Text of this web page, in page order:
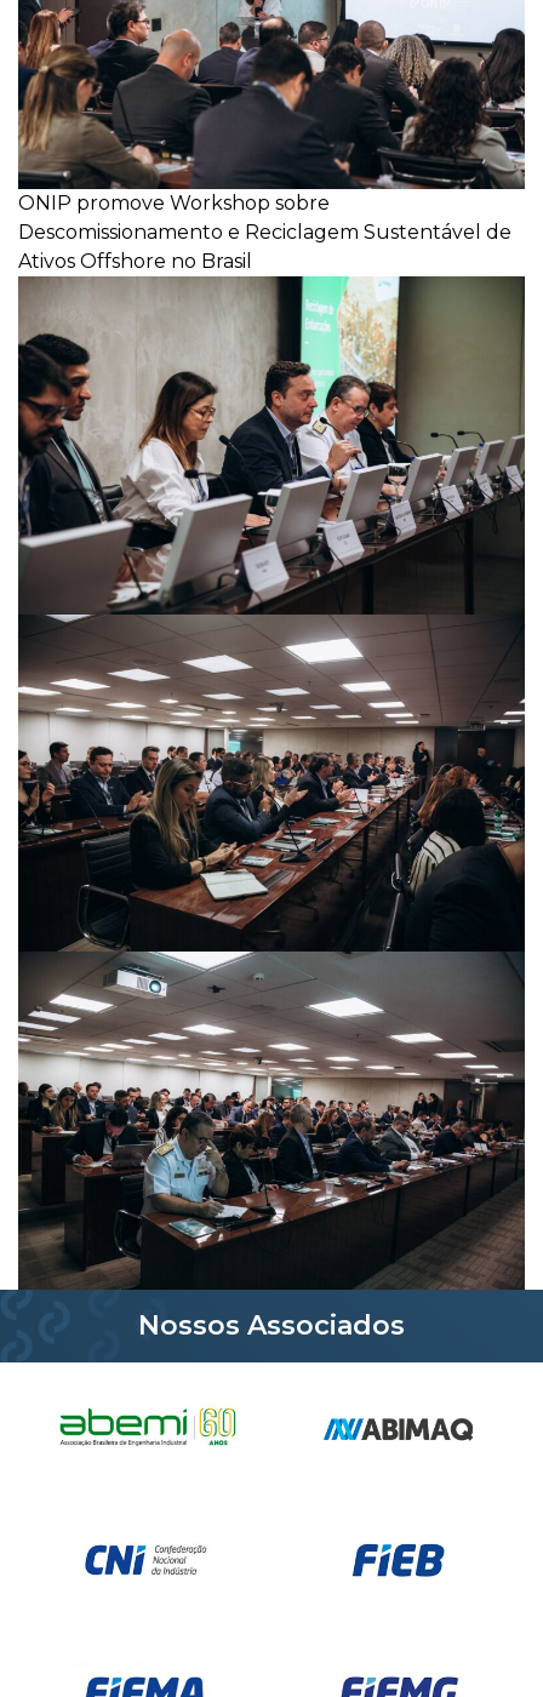
ONIP promove Workshop sobre
Descomissionamento e Reciclagem Sustentável de
Ativos Offshore no Brasil
Nossos Associados